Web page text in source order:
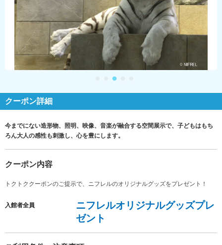
クーポン詳細
今までにない造形物、照明、映像、音楽が融合する空間展示で、子どもはもち
ろん大人の感性も刺激し、心を豊にします。
クーポン内容
トクトククーポンのご提示で、ニフレルのオリジナルグッズをプレゼント！
入館者全員
ニフレルオリジナルグッズプレ
ゼント